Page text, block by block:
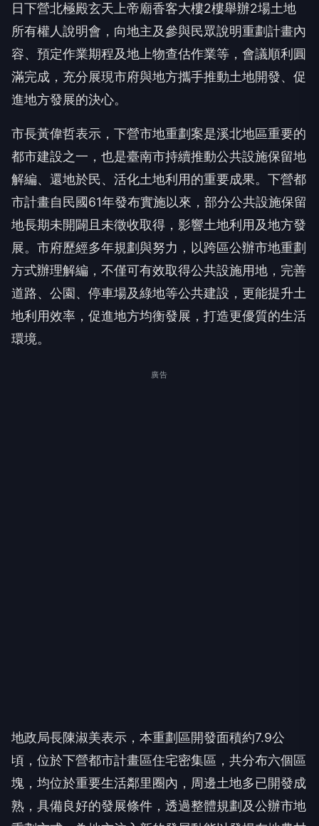
日下營北極殿玄天上帝廟香客大樓2樓舉辦2場土地
所有權人說明會，向地主及參與民眾說明重劃計畫內
容、預定作業期程及地上物查估作業等，會議順利圓
滿完成，充分展現市府與地方攜手推動土地開發、促
進地方發展的決心。
市長黃偉哲表示，下營市地重劃案是溪北地區重要的
都市建設之一，也是臺南市持續推動公共設施保留地
解編、還地於民、活化土地利用的重要成果。下營都
市計畫自民國61年發布實施以來，部分公共設施保留
地長期未開闢且未徵收取得，影響土地利用及地方發
展。市府歷經多年規劃與努力，以跨區公辦市地重劃
方式辦理解編，不僅可有效取得公共設施用地，完善
道路、公園、停車場及綠地等公共建設，更能提升土
地利用效率，促進地方均衡發展，打造更優質的生活
環境。
廣告
地政局長陳淑美表示，本重劃區開發面積約7.9公
頃，位於下營都市計畫區住宅密集區，共分布六個區
塊，均位於重要生活鄰里圈內，周邊土地多已開發成
熟，具備良好的發展條件，透過整體規劃及公辦市地